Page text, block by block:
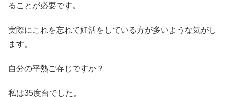
ることが必要です。
実際にこれを忘れて妊活をしている方が多いような気がし
ます。
自分の平熱ご存じですか？
私は35度台でした。